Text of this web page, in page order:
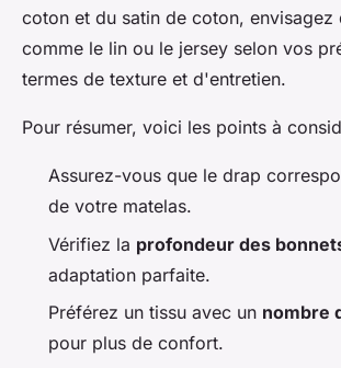
coton et du satin de coton, envisagez
comme le lin ou le jersey selon vos
termes de texture et d'entretien.
Pour résumer, voici les points à
Assurez-vous que le drap
de votre matelas.
Vérifiez la profondeur des
adaptation parfaite.
Préférez un tissu avec un nombre
pour plus de confort.